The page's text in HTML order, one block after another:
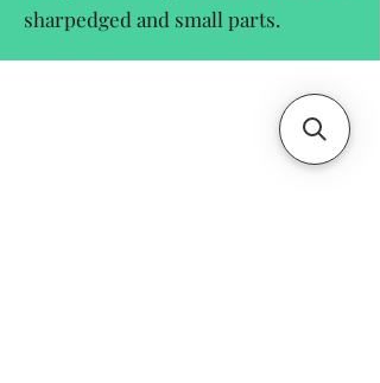
sharpedged and small parts.